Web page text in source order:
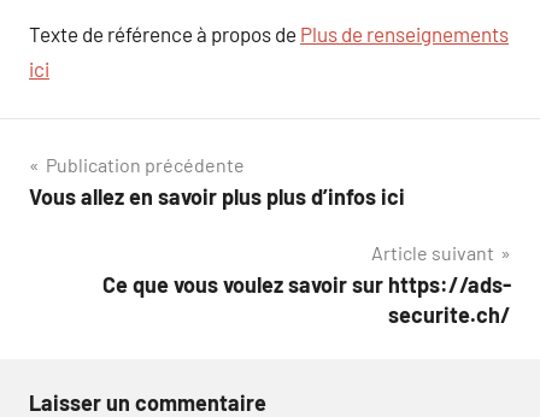
Texte de référence à propos de Plus de renseignements
ici
Navigation
de
Publication précédente
Vous allez en savoir plus plus d’infos ici
Article suivant
Ce que vous voulez savoir sur https://ads-
securite.ch/
Laisser un commentaire